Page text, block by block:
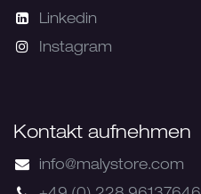
Linkedin
Instagram
Kontakt aufnehmen
info@malystore.com